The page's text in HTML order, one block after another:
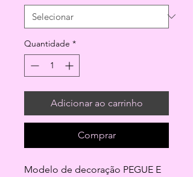
Quantidade *
Adicionar ao carrinho
Comprar
Modelo de decoração PEGUE E